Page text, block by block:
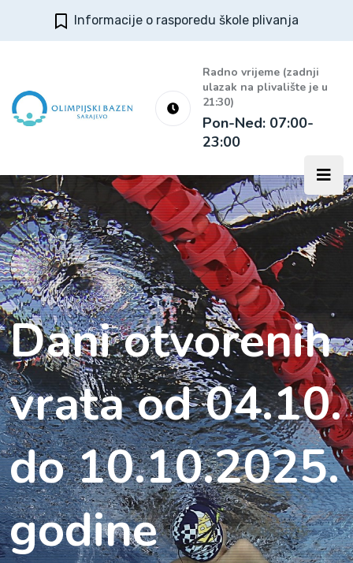
Informacije o rasporedu škole plivanja
Radno vrijeme (zadnji
ulazak na plivalište je u
21:30)
Pon-Ned: 07:00-
23:00
Dani otvorenih
vrata od 04.10.
do 10.10.2025.
godine